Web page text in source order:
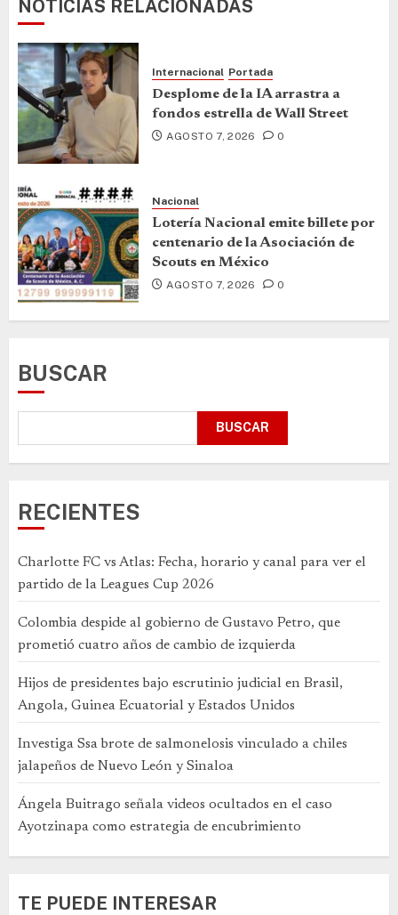
NOTICIAS RELACIONADAS
Internacional Portada
Desplome de la IA arrastra a
fondos estrella de Wall Street
AGOSTO 7, 2026 0
Nacional
Lotería Nacional emite billete por
centenario de la Asociación de
Scouts en México
AGOSTO 7, 2026 0
BUSCAR
BUSCAR
RECIENTES
Charlotte FC vs Atlas: Fecha, horario y canal para ver el
partido de la Leagues Cup 2026
Colombia despide al gobierno de Gustavo Petro, que
prometió cuatro años de cambio de izquierda
Hijos de presidentes bajo escrutinio judicial en Brasil,
Angola, Guinea Ecuatorial y Estados Unidos
Investiga Ssa brote de salmonelosis vinculado a chiles
jalapeños de Nuevo León y Sinaloa
Ángela Buitrago señala videos ocultados en el caso
Ayotzinapa como estrategia de encubrimiento
TE PUEDE INTERESAR